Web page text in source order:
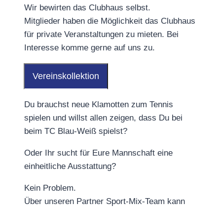
Wir bewirten das Clubhaus selbst.
Mitglieder haben die Möglichkeit das Clubhaus
für private Veranstaltungen zu mieten. Bei
Interesse komme gerne auf uns zu.
Vereinskollektion
Du brauchst neue Klamotten zum Tennis
spielen und willst allen zeigen, dass Du bei
beim TC Blau-Weiß spielst?
Oder Ihr sucht für Eure Mannschaft eine
einheitliche Ausstattung?
Kein Problem.
Über unseren Partner Sport-Mix-Team kann